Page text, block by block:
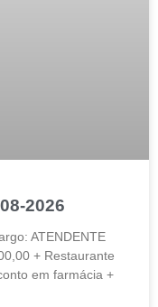
2026
ATENDENTE
+ Restaurante
em farmácia +